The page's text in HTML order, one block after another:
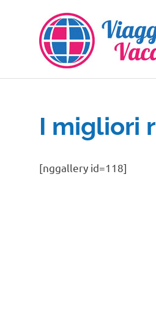
contenuto
I migliori
[nggallery id=118]